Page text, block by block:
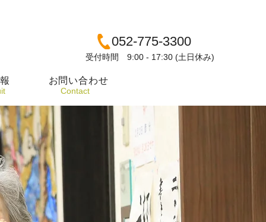
052-775-3300
受付時間 9:00 - 17:30 (土日休み)
お問い合わせ
​Contact